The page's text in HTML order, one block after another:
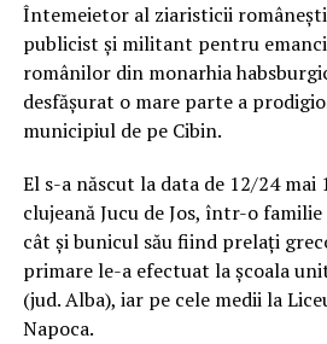
Întemeietor al ziaristicii
publicist şi militant pentru
românilor din monarhia
desfăşurat o mare parte a
municipiul de pe Cibin.
El s-a născut la data de 12/24
clujeană Jucu de Jos, într-o
cât şi bunicul său fiind prelaţi
primare le-a efectuat la şcoala
(jud. Alba), iar pe cele medii la
Napoca.